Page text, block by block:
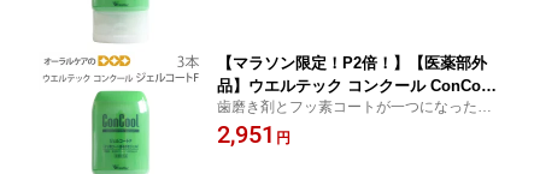
【マラソン限定！P2倍！】【医薬部外
品】ウエルテック コンクール ConCool
フッ素コート歯みがきジェル ジェルコ
ートF 90ml ジェル歯磨き粉 キシリトー
歯磨き剤とフッ素コートが一つになった、
新発想の歯磨き粉です。
2,951 円